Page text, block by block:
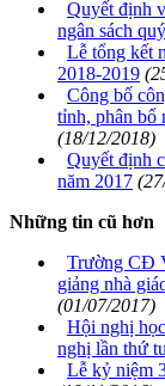
Quyết định
ngân sách
Lễ tổng kết
2018-2019
Công bố
tỉnh, phân bổ
(18/12/2018)
Quyết định
năm 2017
Những tin cũ hơn
Trường CĐ
giảng nhà
(01/07/2017)
Hội nghị
nghị lần thứ
Lễ kỷ niệm